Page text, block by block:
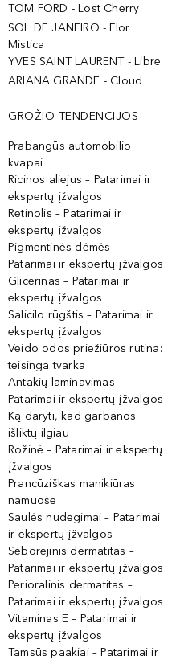
TOM FORD - Lost Cherry
SOL DE JANEIRO - Flor
Mistica
YVES SAINT LAURENT - Libre
ARIANA GRANDE - Cloud
GROŽIO TENDENCIJOS
Prabangūs automobilio
kvapai
Ricinos aliejus – Patarimai ir
ekspertų įžvalgos
Retinolis – Patarimai ir
ekspertų įžvalgos
Pigmentinės dėmės –
Patarimai ir ekspertų įžvalgos
Glicerinas – Patarimai ir
ekspertų įžvalgos
Salicilo rūgštis – Patarimai ir
ekspertų įžvalgos
Veido odos priežiūros rutina:
teisinga tvarka
Antakių laminavimas –
Patarimai ir ekspertų įžvalgos
Ką daryti, kad garbanos
išliktų ilgiau
Rožinė – Patarimai ir ekspertų
įžvalgos
Prancūziškas manikiūras
namuose
Saulės nudegimai – Patarimai
ir ekspertų įžvalgos
Seborėjinis dermatitas –
Patarimai ir ekspertų įžvalgos
Perioralinis dermatitas –
Patarimai ir ekspertų įžvalgos
Vitaminas E – Patarimai ir
ekspertų įžvalgos
Tamsūs paakiai – Patarimai ir